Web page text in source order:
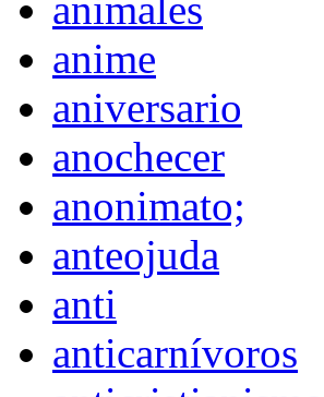
animales
anime
aniversario
anochecer
anonimato;
anteojuda
anti
anticarnívoros